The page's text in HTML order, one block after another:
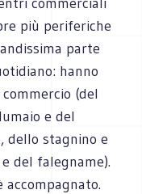
più periferiche
parte
hanno
(del
e del
dello stagnino e
del falegname).
accompagnato.